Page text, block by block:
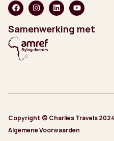
Samenwerking met
Copyright © Charlies Travels 2024
Algemene Voorwaarden